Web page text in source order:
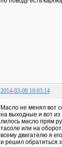
2014-03-09 18:03:14
Масло не менял вот
на выходные и вот из
лилось масло прям
тасоле или на
всему двигателю я
и решил обратиться